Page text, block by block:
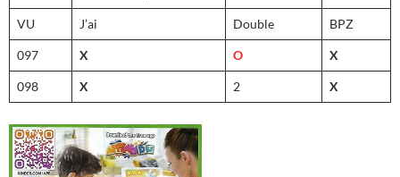
VU J’ai Double BPZ
097 X O X
098 X 2 X